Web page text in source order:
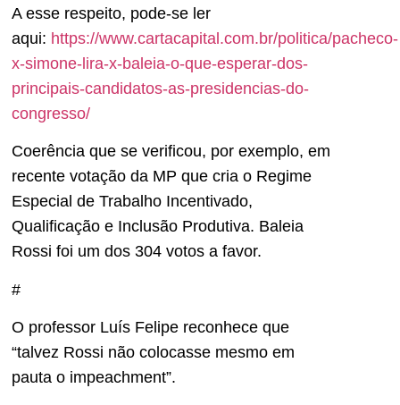
A esse respeito, pode-se ler
aqui: https://www.cartacapital.com.br/politica/pacheco-
x-simone-lira-x-baleia-o-que-esperar-dos-
principais-candidatos-as-presidencias-do-
congresso/
Coerência que se verificou, por exemplo, em
recente votação da MP que cria o Regime
Especial de Trabalho Incentivado,
Qualificação e Inclusão Produtiva. Baleia
Rossi foi um dos 304 votos a favor.
#
O professor Luís Felipe reconhece que
“talvez Rossi não colocasse mesmo em
pauta o impeachment”.